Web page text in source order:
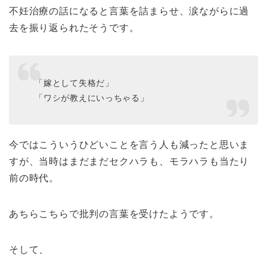
不妊治療の話になると言葉を詰まらせ、涙ながらに過
去を振り返られたそうです。
「嫁として失格だ」
「ワシが教えにいっちゃる」
今ではこういうひどいことを言う人も減ったと思いま
すが、当時はまだまだセクハラも、モラハラも当たり
前の時代。
あちらこちらで批判の言葉を受けたようです。
そして、